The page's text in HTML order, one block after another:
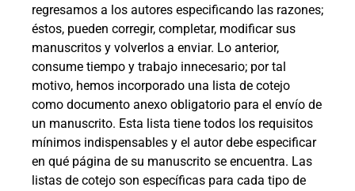
regresamos a los autores especificando las razones;
éstos, pueden corregir, completar, modificar sus
manuscritos y volverlos a enviar. Lo anterior,
consume tiempo y trabajo innecesario; por tal
motivo, hemos incorporado una lista de cotejo
como documento anexo obligatorio para el envío de
un manuscrito. Esta lista tiene todos los requisitos
mínimos indispensables y el autor debe especificar
en qué página de su manuscrito se encuentra. Las
listas de cotejo son específicas para cada tipo de